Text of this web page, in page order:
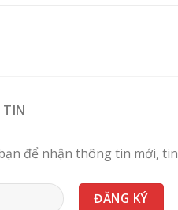
để nhận thông tin mới, tin